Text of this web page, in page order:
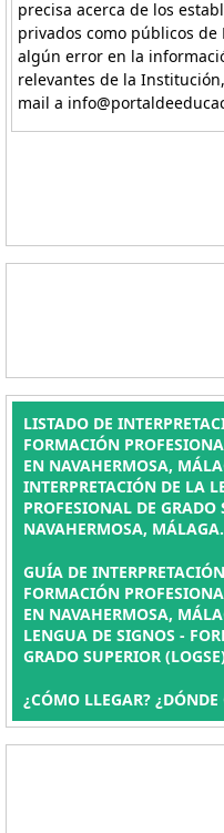
precisa acerca de los
privados como públicos de
algún error en la
relevantes de la
mail a
LISTADO DE
FORMACIÓN
EN NAVAHERMOSA,
INTERPRETACIÓN DE LA
PROFESIONAL DE GRADO
NAVAHERMOSA, MÁLAGA.
GUÍA DE
FORMACIÓN
EN NAVAHERMOSA,
LENGUA DE SIGNOS -
GRADO SUPERIOR
¿CÓMO LLEGAR?